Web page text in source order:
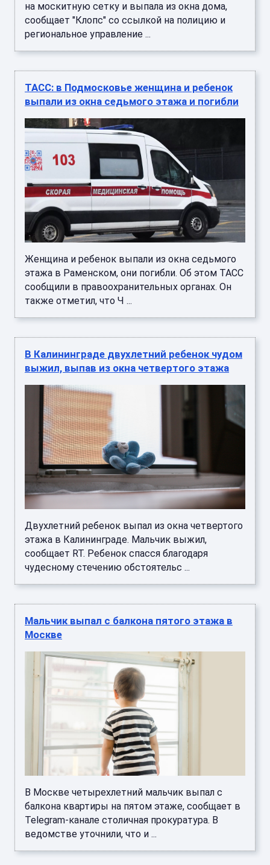
на москитную сетку и выпала из окна дома,
сообщает "Клопс" со ссылкой на полицию и
региональное управление ...
ТАСС: в Подмосковье женщина и ребенок
выпали из окна седьмого этажа и погибли
Женщина и ребенок выпали из окна седьмого
этажа в Раменском, они погибли. Об этом ТАСС
сообщили в правоохранительных органах. Он
также отметил, что Ч ...
В Калининграде двухлетний ребенок чудом
выжил, выпав из окна четвертого этажа
Двухлетний ребенок выпал из окна четвертого
этажа в Калининграде. Мальчик выжил,
сообщает RT. Ребенок спасся благодаря
чудесному стечению обстоятельс ...
Мальчик выпал с балкона пятого этажа в
Москве
В Москве четырехлетний мальчик выпал с
балкона квартиры на пятом этаже, сообщает в
Telegram-канале столичная прокуратура. В
ведомстве уточнили, что и ...